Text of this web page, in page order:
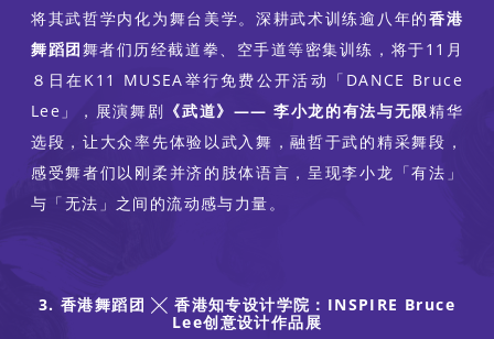
将其武哲学内化为舞台美学。深耕武术训练逾八年的香港
舞蹈团舞者们历经截道拳、空手道等密集训练，将于11月
８日在K11 MUSEA举行免费​​公开活动「DANCE Bruce
Lee」，展演舞剧 《武道》—— 李小龙的有法与无限精华
选段，让大众率先体验以武入舞，融哲于武的精采舞段，
感受舞者们以刚柔并济的肢体语言，呈现李小龙「有法」
与「无法」之间的流动感与力量。
3. 香港舞蹈团 ╳ 香港知专设计学院：INSPIRE Bruce
Lee创意设计作品展